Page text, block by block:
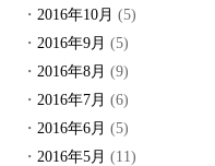
2016年10月 (5)
2016年9月 (5)
2016年8月 (9)
2016年7月 (6)
2016年6月 (5)
2016年5月 (11)